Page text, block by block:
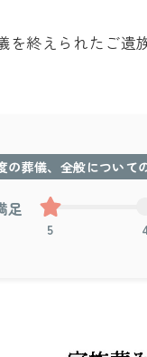
を終えられたご
の葬儀、全般について
足
5